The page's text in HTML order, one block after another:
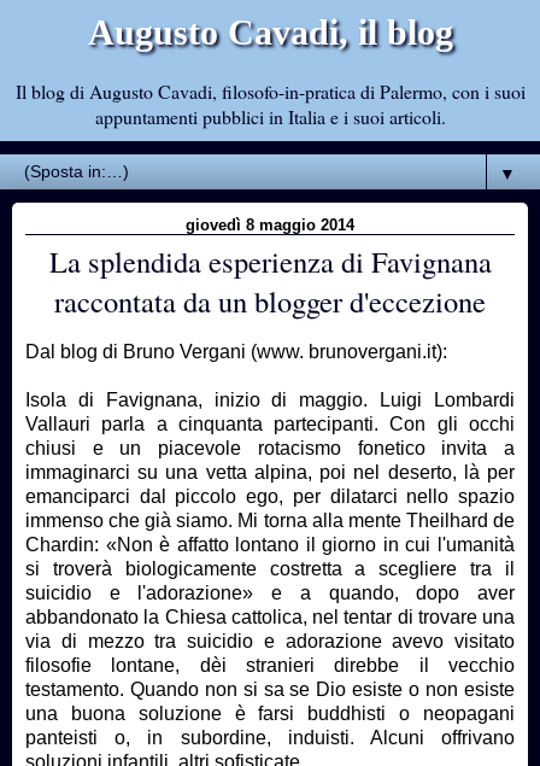
Augusto Cavadi, il blog
Il blog di Augusto Cavadi, filosofo-in-pratica di Palermo, con i suoi
appuntamenti pubblici in Italia e i suoi articoli.
▼
giovedì 8 maggio 2014
La splendida esperienza di Favignana
raccontata da un blogger d'eccezione
Dal blog di Bruno Vergani (www. brunovergani.it):
Isola di Favignana, inizio di maggio. Luigi Lombardi
Vallauri parla a cinquanta partecipanti. Con gli occhi
chiusi e un piacevole rotacismo fonetico invita a
immaginarci su una vetta alpina, poi nel deserto, là per
emanciparci dal piccolo ego, per dilatarci nello spazio
immenso che già siamo. Mi torna alla mente Theilhard de
Chardin: «Non è affatto lontano il giorno in cui l'umanità
si troverà biologicamente costretta a scegliere tra il
suicidio e l'adorazione» e a quando, dopo aver
abbandonato la Chiesa cattolica, nel tentar di trovare una
via di mezzo tra suicidio e adorazione avevo visitato
filosofie lontane, dèi stranieri direbbe il vecchio
testamento. Quando non si sa se Dio esiste o non esiste
una buona soluzione è farsi buddhisti o neopagani
panteisti o, in subordine, induisti. Alcuni offrivano
soluzioni infantili, altri sofisticate.